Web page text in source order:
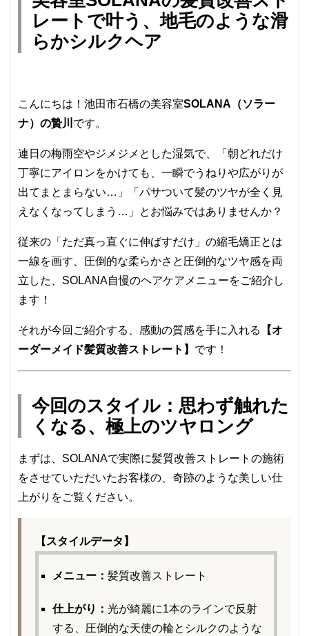
レートで叶う、地毛のような滑
らかシルクヘア
こんにちは！池田市石橋の美容室SOLANA（ソラー
ナ）の贄川 です。
連日の梅雨空やジメジメとした湿気で、「朝どれだけ
丁寧にアイロンをかけても、一瞬でうねりや広がりが
出てまとまらない…」「パサついて髪のツヤが全く見
えなくなってしまう…」とお悩みではありませんか？
従来の「ただ真っ直ぐに伸ばすだけ」の縮毛矯正とは
一線を画す、圧倒的な柔らかさと圧倒的なツヤ感を両
立した、SOLANA自慢のヘアケアメニューをご紹介し
ます！
それが今回ご紹介する、感動の質感を手に入れる
【オ
ーダーメイド髪質改善ストレート】 です！
今回のスタイル：思わず触れた
くなる、極上のツヤロング
まずは、SOLANAで実際に髪質改善ストレートの施術
をさせていただいたお客様の、奇跡のような美しい仕
上がりをご覧ください。
【スタイルデータ】
メニュー：髪質改善ストレート
仕上がり：光が綺麗に1本のラインで反射
する、圧倒的な天使の輪とシルクのような